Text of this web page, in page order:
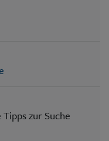
zur Suche